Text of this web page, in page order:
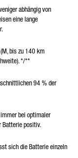
abhängig von
eine lange
bis zu 140 km
*/**
94 % der
bei optimaler
Batterie positiv.
sich die Batterie einzeln